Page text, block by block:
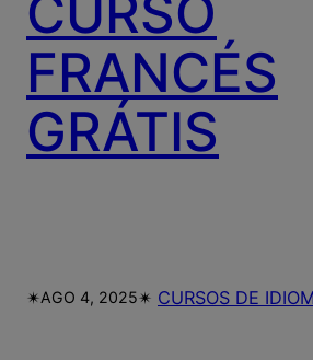
FRANCÉS
GRÁTIS
✴︎AGO 4, 2025✴︎ CURSOS DE